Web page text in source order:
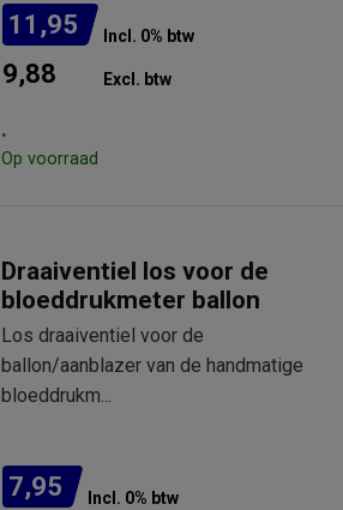
11,95 Incl. 0% btw
9,88 Excl. btw
.
Op voorraad
Draaiventiel los voor de
bloeddrukmeter ballon
Los draaiventiel voor de
ballon/aanblazer van de handmatige
bloeddrukm...
7,95 Incl. 0% btw